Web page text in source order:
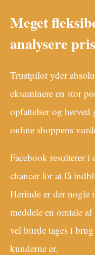
Meget
analysere
Trustpilot yder
eksaminere en stor
opfattelser og
online shoppens
Facebook resulterer i
chancer for at få
Herinde er der nogle
meddele en omtale
vel burde tages i
kunderne er.